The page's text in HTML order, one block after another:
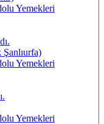
Yemekleri
Yemekleri
Yemekleri